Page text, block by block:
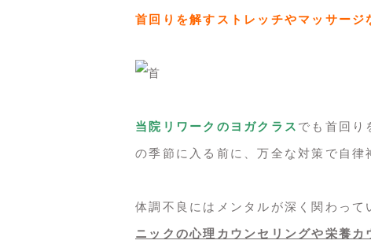
首回りを解すストレッチやマッサージ
当院リワークのヨガクラス でも首回り
の季節に入る前に、万全な対策で自律
体調不良にはメンタルが深く関わって
ニックの心理カウンセリングや栄養カ